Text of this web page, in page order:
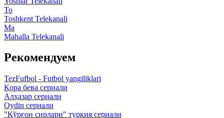
To
Toshkent Telekanali
Ma
Mahalla Telekanali
Рекомендуем
TezFufbol - Futbol yangiliklari
Қора бева сериали
Алҳазар сериали
Oydin сериали
"Қўрғон сирлари" туркия сериали